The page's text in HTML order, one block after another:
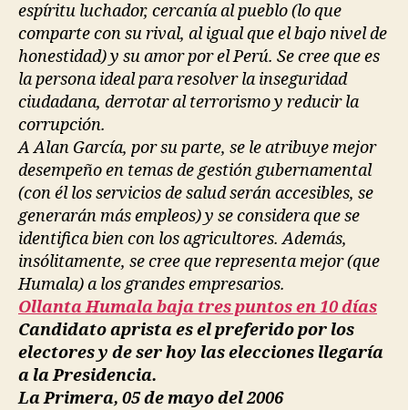
espíritu luchador, cercanía al pueblo (lo que
comparte con su rival, al igual que el bajo nivel de
honestidad) y su amor por el Perú. Se cree que es
la persona ideal para resolver la inseguridad
ciudadana, derrotar al terrorismo y reducir la
corrupción.
A Alan García, por su parte, se le atribuye mejor
desempeño en temas de gestión gubernamental
(con él los servicios de salud serán accesibles, se
generarán más empleos) y se considera que se
identifica bien con los agricultores. Además,
insólitamente, se cree que representa mejor (que
Humala) a los grandes empresarios.
Ollanta Humala baja tres puntos en 10 días
Candidato aprista es el preferido por los
electores y de ser hoy las elecciones llegaría
a la Presidencia.
La Primera, 05 de mayo del 2006